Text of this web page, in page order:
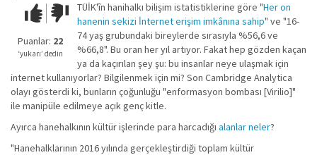
Çok iyi!O
kadar
iyi
değil!
Puanlar: 22
‘yukarı’ dedin
TÜİK'în hanihalkı bilişim istatistiklerine göre "Her on
hanenin sekizi İnternet erişim imkânına sahip" ve "16-
74 yaş grubundaki bireylerde sırasıyla %56,6 ve
%66,8". Bu oran her yıl artıyor. Fakat hep gözden kaçan
ya da kaçırılan şey şu: bu insanlar neye ulaşmak için
internet kullanıyorlar? Bilgilenmek için mi? Son Cambridge Analytica
olayı gösterdi ki, bunların çoğunluğu "enformasyon bombası [Virilio]"
ile manipüle edilmeye açık genç kitle.
Ayırca hanehalkının kültür işlerinde para harcadığı alanlar neler?
"Hanehalklarının 2016 yılında gerçekleştirdiği toplam kültür